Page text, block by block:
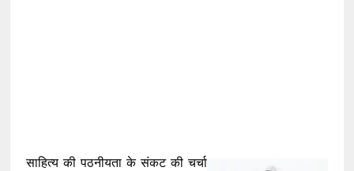
साहित्य की पठनीयता के संकट की चर्चा